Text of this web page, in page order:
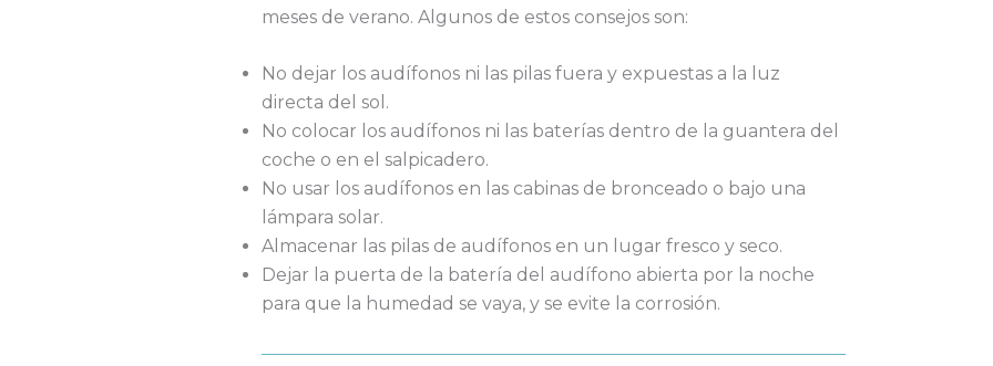
meses de verano. Algunos de estos consejos son:
No dejar los audífonos ni las pilas fuera y expuestas a la luz
directa del sol.
No colocar los audífonos ni las baterías dentro de la guantera del
coche o en el salpicadero.
No usar los audífonos en las cabinas de bronceado o bajo una
lámpara solar.
Almacenar las pilas de audífonos en un lugar fresco y seco.
Dejar la puerta de la batería del audífono abierta por la noche
para que la humedad se vaya, y se evite la corrosión.